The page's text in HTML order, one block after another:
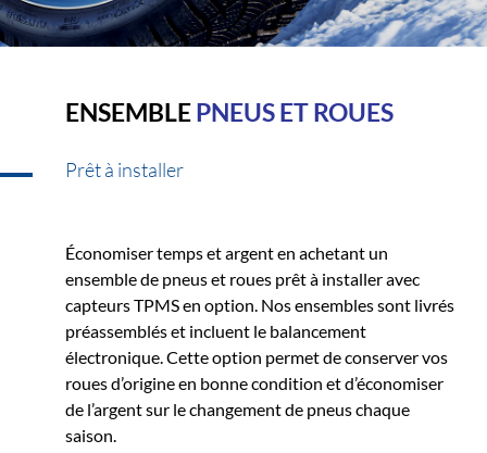
ENSEMBLEPNEUS ET ROUES
Prêt à installer
Économiser temps et argent en achetant un
ensemble de pneus et roues prêt à installer avec
capteurs TPMS en option. Nos ensembles sont livrés
préassemblés et incluent le balancement
électronique. Cette option permet de conserver vos
roues d’origine en bonne condition et d’économiser
de l’argent sur le changement de pneus chaque
saison.